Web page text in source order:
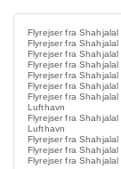
Flyrejser fra
Flyrejser fra
Flyrejser fra
Flyrejser fra
Flyrejser fra
Flyrejser fra
Flyrejser fra
Lufthavn
Flyrejser fra
Lufthavn
Flyrejser fra
Flyrejser fra
Flyrejser fra